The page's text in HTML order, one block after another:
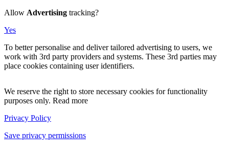
Allow Advertising tracking?
Yes
To better personalise and deliver tailored advertising to users, we
work with 3rd party providers and systems. These 3rd parties may
place cookies containing user identifiers.
We reserve the right to store necessary cookies for functionality
purposes only. Read more
Privacy Policy
Save privacy permissions